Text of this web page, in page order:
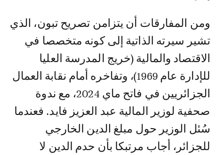
ومن المفارقات أن يتزامن تصريح تبون، الذي
تشير سيرته الذاتية إلى كونه متخصصا في
الاقتصاد والمالية (خريج المدرسة العليا
للإدارة عام 1969)، وتفاخره أمام نقابة العمال
الجزائريين في فاتح ماي 2024، مع ندوة
صحفية لوزير المالية عبد العزيز فايد. فعندما
سُئل الوزير حول مبلغ الدين الخارجي
للجزائر، أجاب مرتبكا بأن حدم الدين لا